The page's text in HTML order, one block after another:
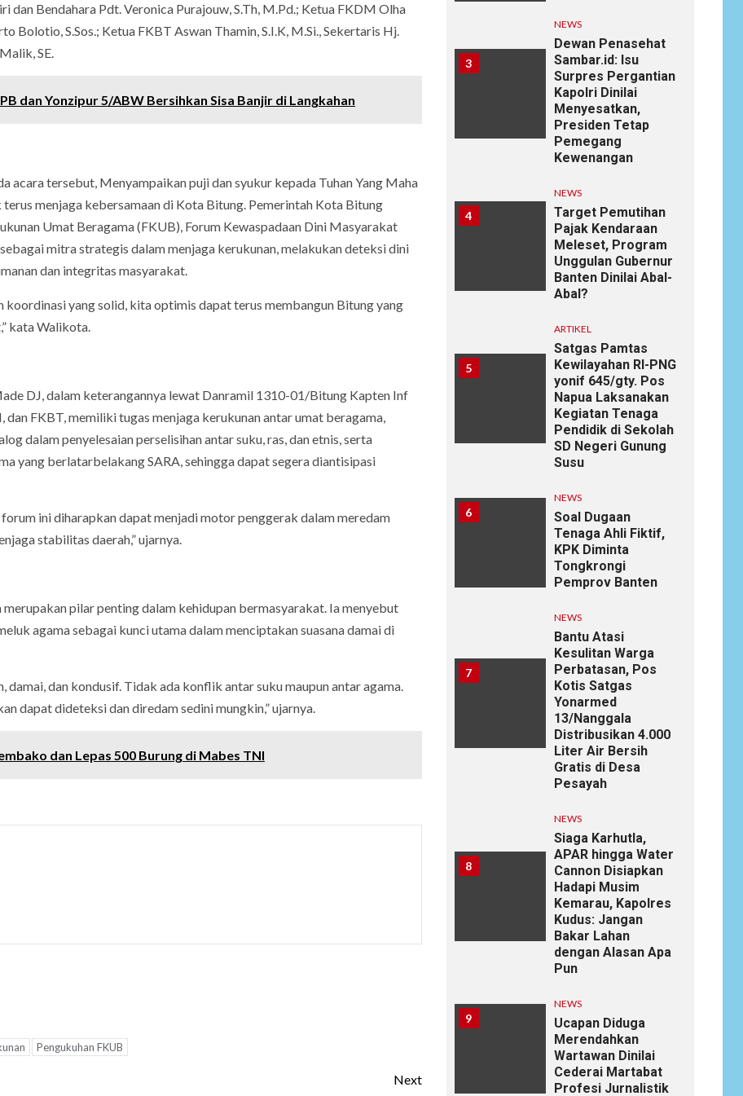
dan Bendahara Pdt. Veronica Purajouw, S.Th, M.Pd.; Ketua FKDM Olha
Bolotio, S.Sos.; Ketua FKBT Aswan Thamin, S.I.K, M.Si., Sekertaris Hj.
SE.
dan Yonzipur 5/ABW Bersihkan Sisa Banjir di Langkahan
acara tersebut, Menyampaikan puji dan syukur kepada Tuhan Yang Maha
menjaga kebersamaan di Kota Bitung. Pemerintah Kota Bitung
Umat Beragama (FKUB), Forum Kewaspadaan Dini Masyarakat
mitra strategis dalam menjaga kerukunan, melakukan deteksi dini
dan integritas masyarakat.
yang solid, kita optimis dapat terus membangun Bitung yang
kata Walikota.
DJ, dalam keterangannya lewat Danramil 1310-01/Bitung Kapten Inf
FKBT, memiliki tugas menjaga kerukunan antar umat beragama,
dalam penyelesaian perselisihan antar suku, ras, dan etnis, serta
yang berlatarbelakang SARA, sehingga dapat segera diantisipasi
ini diharapkan dapat menjadi motor penggerak dalam meredam
stabilitas daerah,” ujarnya.
pilar penting dalam kehidupan bermasyarakat. Ia menyebut
agama sebagai kunci utama dalam menciptakan suasana damai di
dan kondusif. Tidak ada konflik antar suku maupun antar agama.
dapat dideteksi dan diredam sedini mungkin,” ujarnya.
dan Lepas 500 Burung di Mabes TNI
Pengukuhan FKUB
Next
3
NEWS
Dewan Penasehat
Sambar.id: Isu
Surpres Pergantian
Kapolri Dinilai
Menyesatkan,
Presiden Tetap
Pemegang
Kewenangan
4
NEWS
Target Pemutihan
Pajak Kendaraan
Meleset, Program
Unggulan Gubernur
Banten Dinilai Abal-
Abal?
5
ARTIKEL
Satgas Pamtas
Kewilayahan RI-PNG
yonif 645/gty. Pos
Napua Laksanakan
Kegiatan Tenaga
Pendidik di Sekolah
SD Negeri Gunung
Susu
6
NEWS
Soal Dugaan
Tenaga Ahli Fiktif,
KPK Diminta
Tongkrongi
Pemprov Banten
7
NEWS
Bantu Atasi
Kesulitan Warga
Perbatasan, Pos
Kotis Satgas
Yonarmed
13/Nanggala
Distribusikan 4.000
Liter Air Bersih
Gratis di Desa
Pesayah
8
NEWS
Siaga Karhutla,
APAR hingga Water
Cannon Disiapkan
Hadapi Musim
Kemarau, Kapolres
Kudus: Jangan
Bakar Lahan
dengan Alasan Apa
Pun
9
NEWS
Ucapan Diduga
Merendahkan
Wartawan Dinilai
Cederai Martabat
Profesi Jurnalistik